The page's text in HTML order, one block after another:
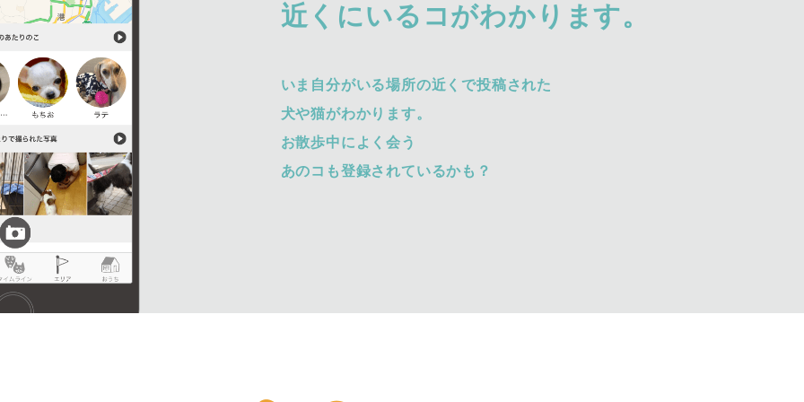
近くにいるコがわかります。
いま自分がいる場所の近くで投稿された
犬や猫がわかります。
お散歩中によく会う
あのコも登録されているかも？